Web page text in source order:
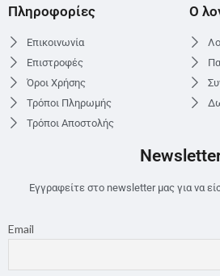
Πληροφορίες
Επικοινωνία
Επιστροφές
Όροι Χρήσης
Τρόποι Πληρωμής
Τρόποι Αποστολής
Ο
Εγγραφείτε στο newsletter μας για να
Email